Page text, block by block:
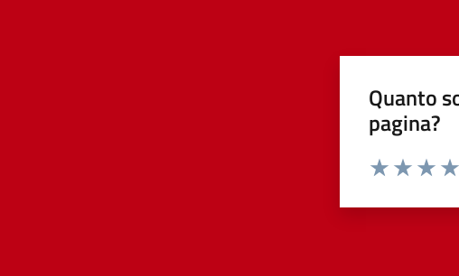
Quanto
pagina?